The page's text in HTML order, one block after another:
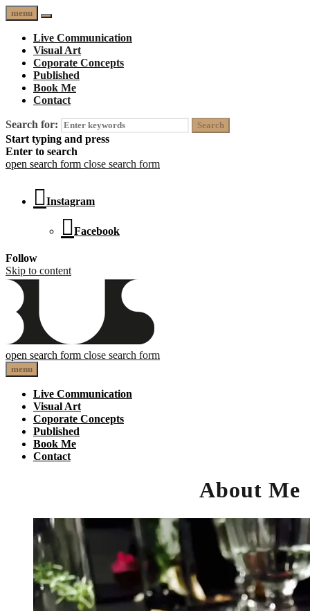
menu
Live Communication
Visual Art
Coporate Concepts
Published
Book Me
Contact
Search for:
Start typing and press
Enter to search
open search form close search form
Instagram
Facebook
Follow
Skip to content
Telse Bus
open search form close search form
menu
Live Communication
Visual Art
Coporate Concepts
Published
Book Me
Contact
About Me